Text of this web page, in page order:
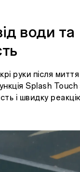
води та
руки після
Splash
і швидку